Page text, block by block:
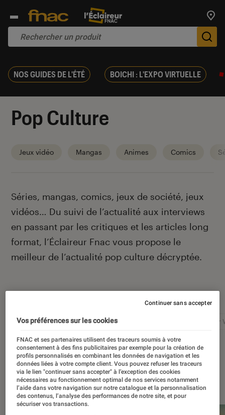
NOS GUIDES DE L'ÉTÉ BOICHI : L'EXPO VIRTUELLE
Pop Culture
Jeux vidéo Mangas Animes Comics
Introduction
Séries, mangas, comics, jeux de société, jeux
vidéos… Du suivi de l’actualité aux interviews
en passant par les critiques et les articles long
format, l’Éclaireur Fnac vous propose le
meilleur de l’actualité pop culture décryptée.
Autour de ce sujet
Netflix Marvel Nintendo Star
À la une
Vos préférences sur les cookies
FNAC et ses partenaires utilisent des traceurs soumis à votre
consentement à des fins publicitaires par exemple pour la création de
profils personnalisés en combinant les données de navigation et les
données liées à votre compte client. Vous pouvez refuser les traceurs
via le lien "continuer sans accepter" à l’exception des cookies
nécessaires au fonctionnement optimal de nos services notamment
l’aide dans votre navigation sur notre catalogue et la personnalisation
des contenus, l’analyse des performances de notre site, et pour
sécuriser vos transactions.
Continuer sans accepter